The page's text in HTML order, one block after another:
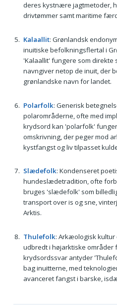
deres kystnære jagtmetoder,
drivtømmer samt maritime
Kalaallit: Grønlandsk
inuitiske befolkningsflertal i
'Kalaallit' fungere som direkte
navngiver netop de inuit, der
grønlandske navn for landet.
Polarfolk: Generisk
polarområderne, ofte med
krydsord kan 'polarfolk'
omskrivning, der peger mod
kystfangst og liv tilpasset
Slædefolk: Kondenseret
hundeslædetradition, ofte
bruges 'slædefolk' som
transport over is og sne,
Arktis.
Thulefolk: Arkæologisk
udbredt i højarktiske områder
krydsordssvar antyder
bag inuitterne, med
avanceret fangst i barske,